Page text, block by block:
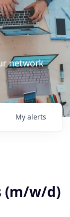
network
My alerts
(m/w/d)